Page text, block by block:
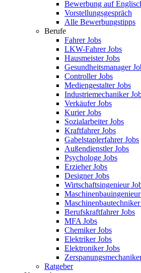
Bewerbung auf
Vorstellungsgespräch
Alle Bewerbungstipps
Berufe
Fahrer Jobs
LKW-Fahrer Jobs
Hausmeister Jobs
Gesundheitsmanager
Controller Jobs
Mediengestalter Jobs
Industriemechaniker
Verkäufer Jobs
Kurier Jobs
Sozialarbeiter Jobs
Kraftfahrer Jobs
Gabelstaplerfahrer Jobs
Außendienstler Jobs
Psychologe Jobs
Erzieher Jobs
Designer Jobs
Wirtschaftsingenieur
Maschinenbautechniker
Berufskraftfahrer Jobs
MFA Jobs
Chemiker Jobs
Elektriker Jobs
Elektroniker Jobs
Ratgeber